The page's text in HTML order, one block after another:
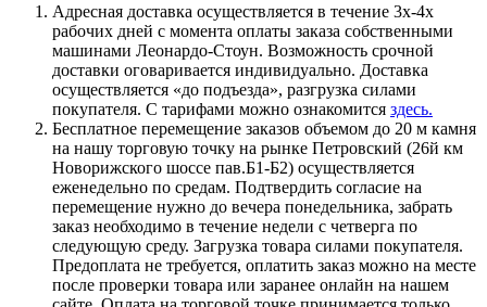
Адресная доставка осуществляется в течение 3х-4х
рабочих дней с момента оплаты заказа собственными
машинами Леонардо-Стоун. Возможность срочной
доставки оговаривается индивидуально. Доставка
осуществляется «до подъезда», разгрузка силами
покупателя. С тарифами можно ознакомится здесь.
Бесплатное перемещение заказов объемом до 20 м камня
на нашу торговую точку на рынке Петровский (26й км
Новорижского шоссе пав.Б1-Б2) осуществляется
еженедельно по средам. Подтвердить согласие на
перемещение нужно до вечера понедельника, забрать
заказ необходимо в течение недели с четверга по
следующую среду. Загрузка товара силами покупателя.
Предоплата не требуется, оплатить заказ можно на месте
после проверки товара или заранее онлайн на нашем